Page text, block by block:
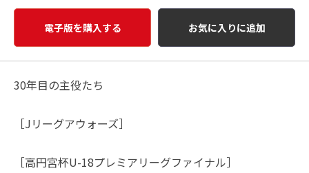
電子版を購入する お気に入りに追加
30年目の主役たち
［Jリーグアウォーズ］
［高円宮杯U-18プレミアリーグファイナル］